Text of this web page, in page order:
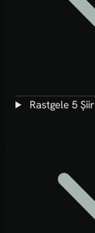
Rastgele 5 Şiir